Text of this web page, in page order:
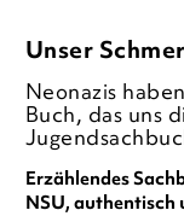
Unser
Neonazis
Buch, das uns
Erzählendes
NSU, authentisch